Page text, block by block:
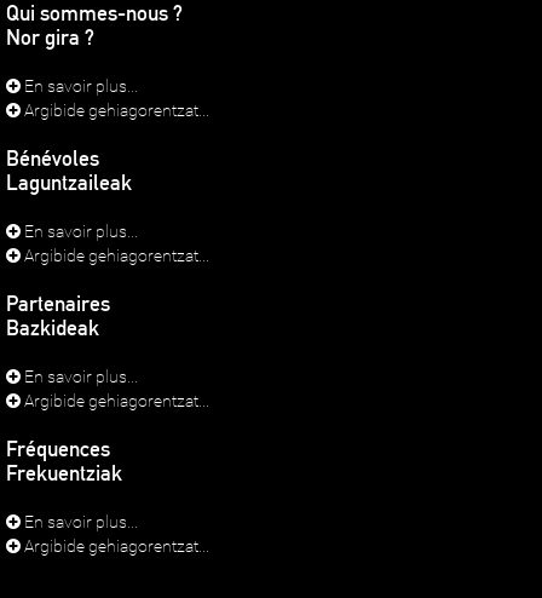
Qui sommes-nous ?
Nor gira ?
En savoir plus...
Argibide gehiagorentzat...
Bénévoles
Laguntzaileak
En savoir plus...
Argibide gehiagorentzat...
Partenaires
Bazkideak
En savoir plus...
Argibide gehiagorentzat...
Fréquences
Frekuentziak
En savoir plus...
Argibide gehiagorentzat...